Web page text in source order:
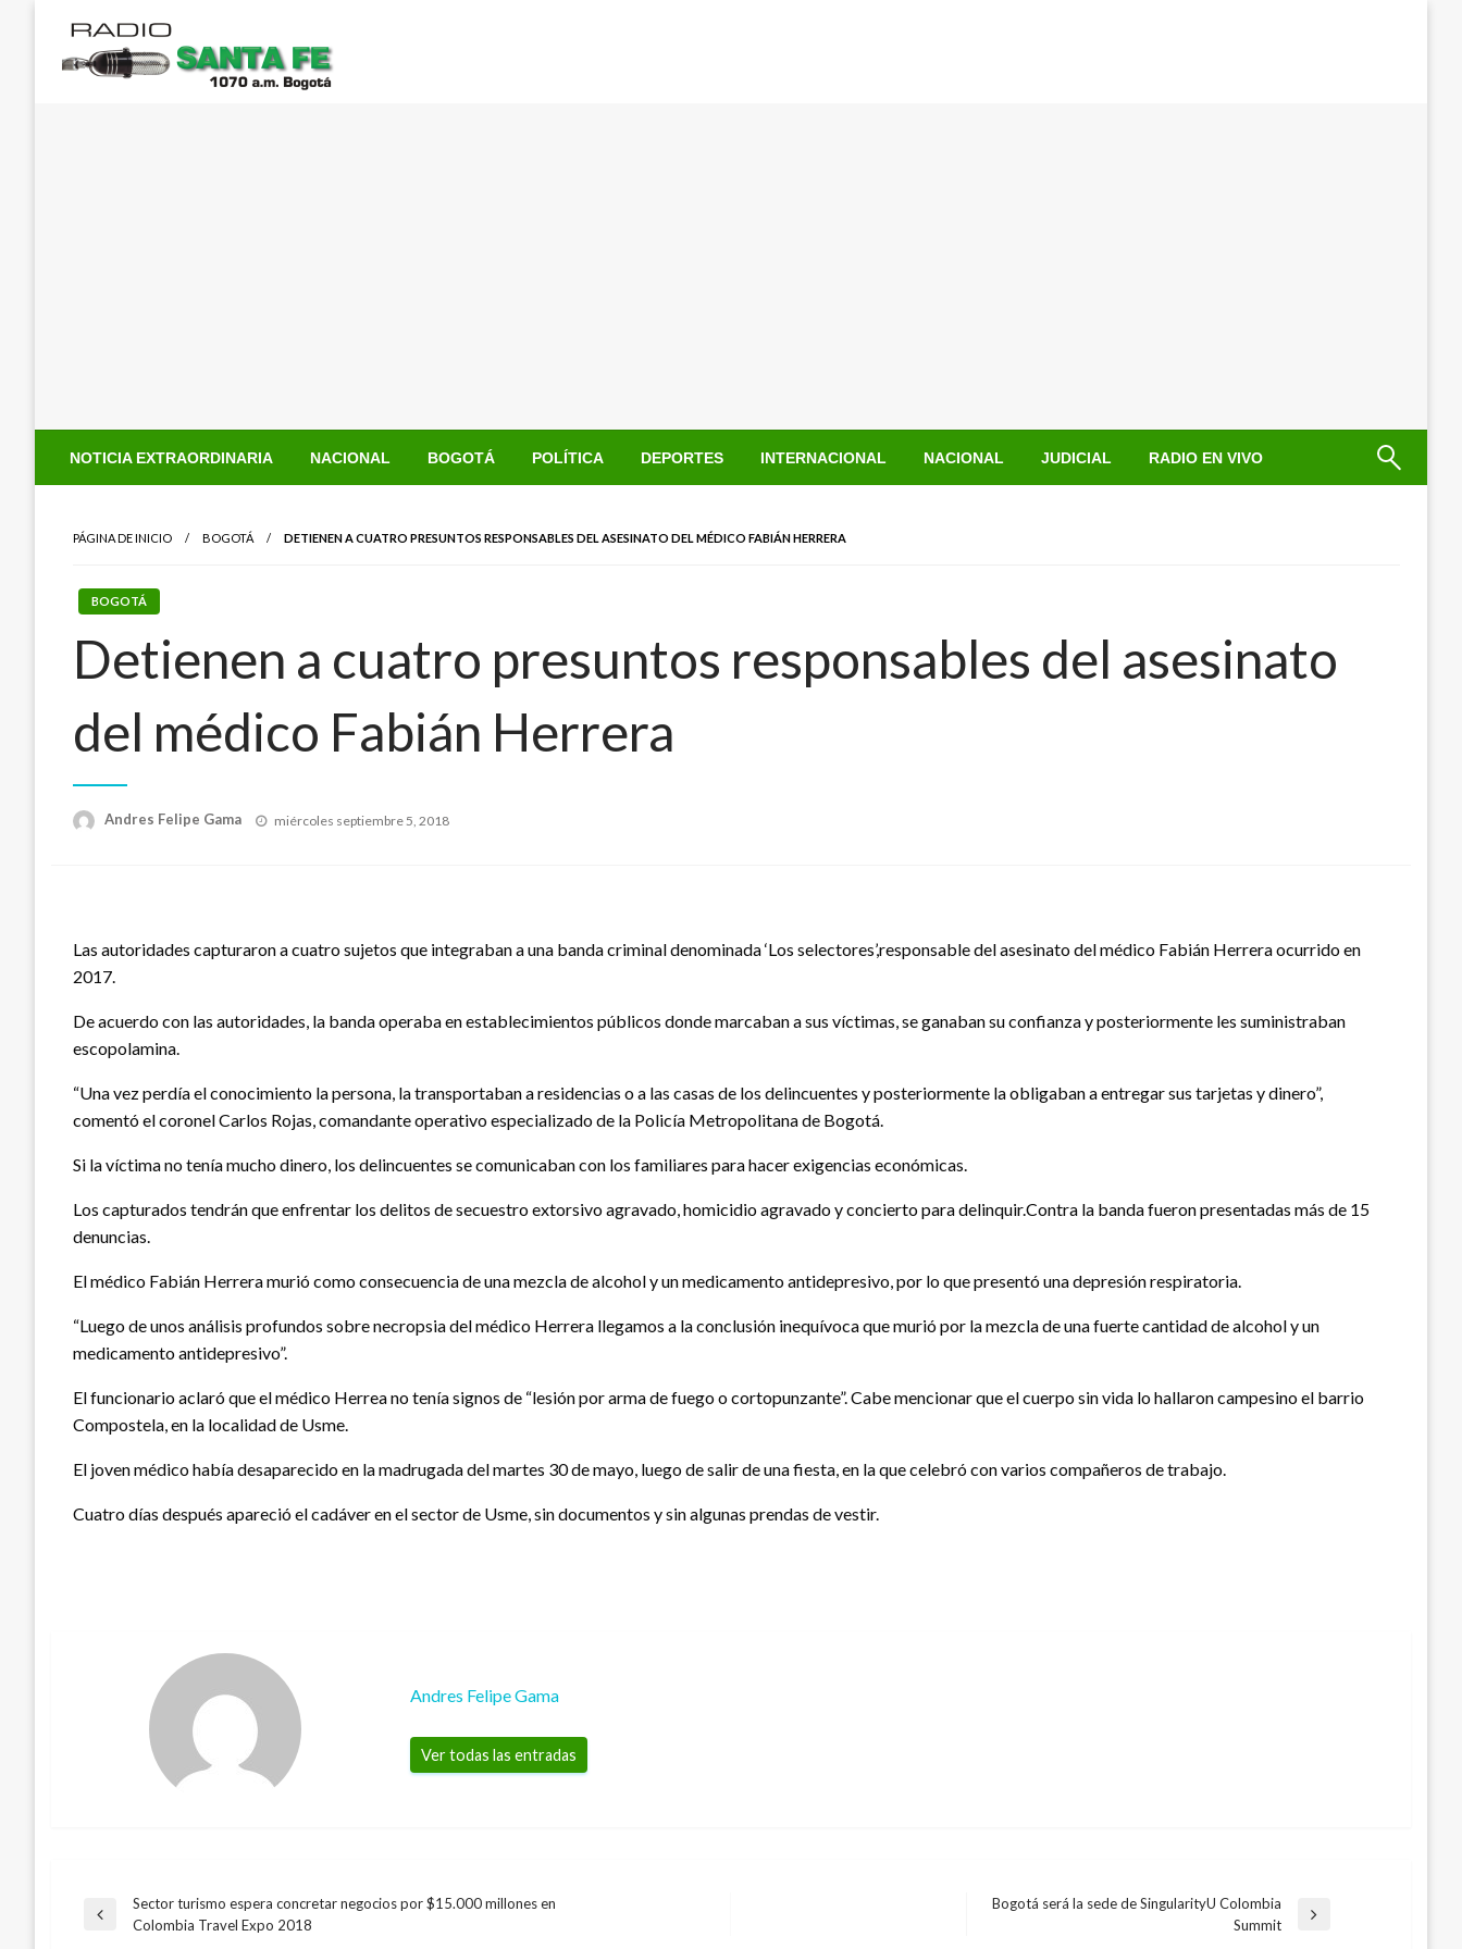
contenido
NOTICIA EXTRAORDINARIA NACIONAL BOGOTÁ POLÍTICA DEPORTES INTERNACIONAL NACIONAL JUDICIAL RADIO EN VIVO
PÁGINA DE INICIO BOGOTÁ DETIENEN A CUATRO PRESUNTOS RESPONSABLES DEL ASESINATO DEL MÉDICO FABIÁN HERRERA
BOGOTÁ
Detienen a cuatro presuntos responsables del asesinato
del médico Fabián Herrera
Andres Felipe Gama
Publicado
miércoles septiembre 5, 2018
Las autoridades capturaron a cuatro sujetos que integraban a una banda criminal denominada ‘Los selectores’,responsable del asesinato del médico Fabián Herrera ocurrido en
2017.
De acuerdo con las autoridades, la banda operaba en establecimientos públicos donde marcaban a sus víctimas, se ganaban su confianza y posteriormente les suministraban
escopolamina.
“Una vez perdía el conocimiento la persona, la transportaban a residencias o a las casas de los delincuentes y posteriormente la obligaban a entregar sus tarjetas y dinero”,
comentó el coronel Carlos Rojas, comandante operativo especializado de la Policía Metropolitana de Bogotá.
Si la víctima no tenía mucho dinero, los delincuentes se comunicaban con los familiares para hacer exigencias económicas.
Los capturados tendrán que enfrentar los delitos de secuestro extorsivo agravado, homicidio agravado y concierto para delinquir.Contra la banda fueron presentadas más de 15
denuncias.
El médico Fabián Herrera murió como consecuencia de una mezcla de alcohol y un medicamento antidepresivo, por lo que presentó una depresión respiratoria.
“Luego de unos análisis profundos sobre necropsia del médico Herrera llegamos a la conclusión inequívoca que murió por la mezcla de una fuerte cantidad de alcohol y un
medicamento antidepresivo”.
El funcionario aclaró que el médico Herrea no tenía signos de “lesión por arma de fuego o cortopunzante”. Cabe mencionar que el cuerpo sin vida lo hallaron campesino el barrio
Compostela, en la localidad de Usme.
El joven médico había desaparecido en la madrugada del martes 30 de mayo, luego de salir de una fiesta, en la que celebró con varios compañeros de trabajo.
Cuatro días después apareció el cadáver en el sector de Usme, sin documentos y sin algunas prendas de vestir.
Andres Felipe Gama
Ver todas las entradas
Navegación
Entrada
Sector turismo espera concretar negocios por $15.000 millones en
Colombia Travel Expo 2018
Bogotá será la sede de SingularityU Colombia
Summit